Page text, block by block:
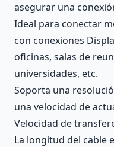
asegurar una
Ideal para conectar
con conexiones
oficinas, salas de
universidades, etc.
Soporta una
una velocidad de
Velocidad de
La longitud del cable